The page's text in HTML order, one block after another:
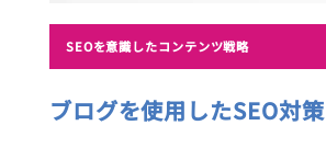
SEOを意識したコンテンツ戦略
ブログを使用したSEO対策